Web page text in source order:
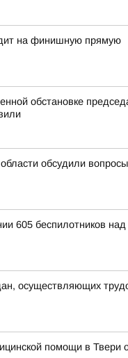
на финишную прямую
обстановке
обсудили
605 беспилотников над
осуществляющих
помощи в Твери